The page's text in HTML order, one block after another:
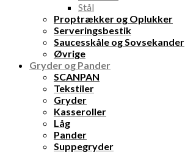
Stål
Proptrækker og Oplukker
Serveringsbestik
Saucesskåle og Sovsekander
Øvrige
Gryder og Pander
SCANPAN
Tekstiler
Gryder
Kasseroller
Låg
Pander
Suppegryder